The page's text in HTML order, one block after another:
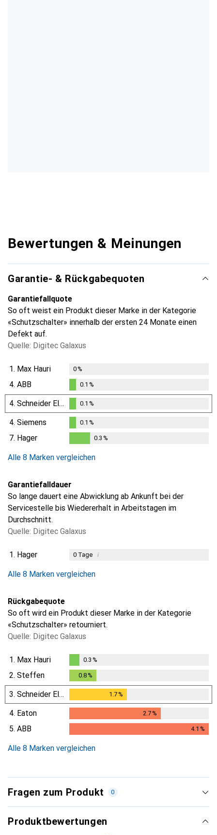
Bewertungen & Meinungen
Garantie- & Rückgabequoten
Garantiefallquote
So oft weist ein Produkt dieser Marke in der Kategorie
«Schutzschalter» innerhalb der ersten 24 Monate einen
Defekt auf.
Quelle: Digitec Galaxus
1. Max Hauri 0%
4. ABB
0.1%
0.1 %
4. Schneider Electric
0.1%
0.1 %
4. Siemens
%
0.1 %
7. Hager 0.3 %
Alle 8 Marken vergleichen
Garantiefalldauer
So lange dauert eine Abwicklung ab Ankunft bei der
Servicestelle bis Wiedererhalt in Arbeitstagen im
Durchschnitt.
Quelle: Digitec Galaxus
1. Hager 0Tage i
Alle 8 Marken vergleichen
Rückgabequote
So oft wird ein Produkt dieser Marke in der Kategorie
«Schutzschalter» retourniert.
Quelle: Digitec Galaxus
1. Max Hauri
0.3%
0.3 %
2. Steffen 0.8%
3. Schneider Electric 1.7%
4. Eaton 2.7%
5. ABB 4.1 %
Alle 8 Marken vergleichen
Fragen zum Produkt 0
Produktbewertungen